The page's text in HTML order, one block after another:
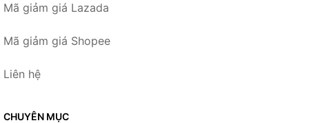
Mã giảm giá Lazada
Mã giảm giá Shopee
Liên hệ
CHUYÊN MỤC